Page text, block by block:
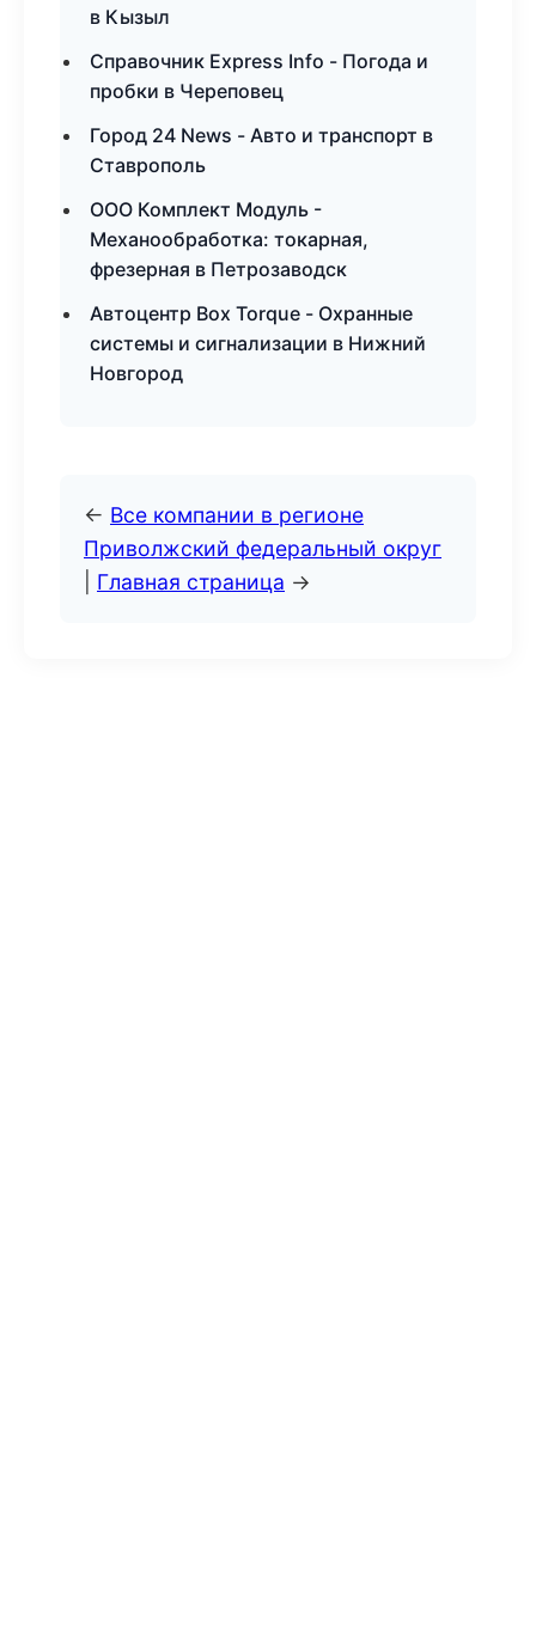
в Кызыл
Справочник Express Info - Погода и
пробки в Череповец
Город 24 News - Авто и транспорт в
Ставрополь
ООО Комплект Модуль -
Механообработка: токарная,
фрезерная в Петрозаводск
Автоцентр Box Torque - Охранные
системы и сигнализации в Нижний
Новгород
← Все компании в регионе
Приволжский федеральный округ
Главная страница →